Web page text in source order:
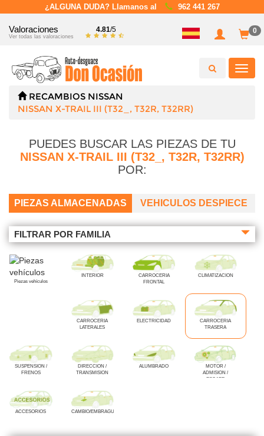
¿ALGUNA DUDA? Llamanos al 962 441 267
Valoraciones
Ver todas las valoraciones
4.81/5 0
RECAMBIOS NISSAN
NISSAN X-TRAIL III (T32_, T32R, T32RR)
PUEDES BUSCAR LAS PIEZAS DE TU
NISSAN X-TRAIL III (T32_, T32R, T32RR)
POR:
PIEZAS ALMACENADAS VEHICULOS DESPIECE
FILTRAR POR FAMILIA
Piezas vehículos
INTERIOR
CARROCERIA
FRONTAL
CLIMATIZACION
CARROCERIA
LATERALES
ELECTRICIDAD
CARROCERIA
TRASERA
SUSPENSION /
FRENOS
DIRECCION /
TRANSMISION
ALUMBRADO
MOTOR /
ADMISION /
ESCAPE
ACCESORIOS CAMBIO/EMBRAGUE